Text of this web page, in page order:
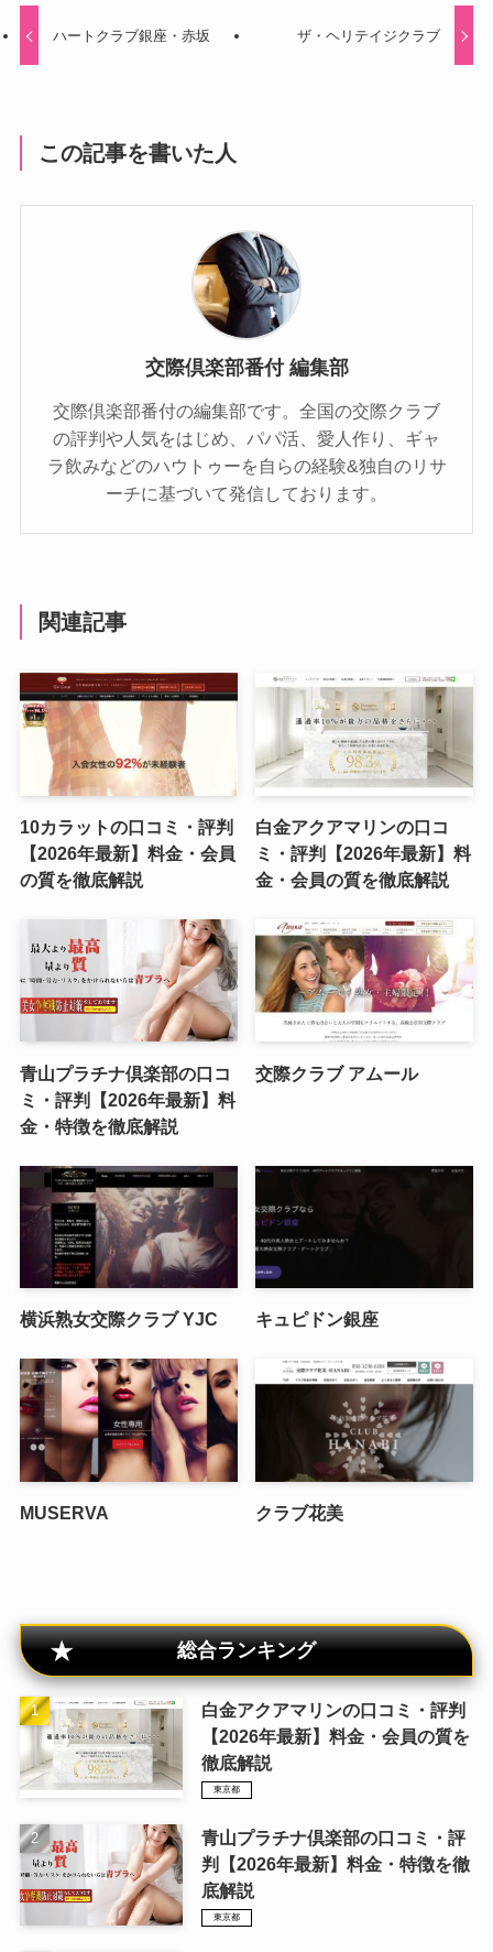
ハートクラブ銀座・赤坂 ザ・ヘリテイジクラブ
この記事を書いた人
交際倶楽部番付 編集部
交際倶楽部番付の編集部です。全国の交際クラブ
の評判や人気をはじめ、パパ活、愛人作り、ギャ
ラ飲みなどのハウトゥーを自らの経験&独自のリサ
ーチに基づいて発信しております。
関連記事
10カラットの口コミ・評判
【2026年最新】料金・会員
の質を徹底解説
白金アクアマリンの口コ
ミ・評判【2026年最新】料
金・会員の質を徹底解説
青山プラチナ倶楽部の口コ
ミ・評判【2026年最新】料
金・特徴を徹底解説
交際クラブ アムール
横浜熟女交際クラブ YJC キュピドン銀座
MUSERVA クラブ花美
総合ランキング
白金アクアマリンの口コミ・評判
【2026年最新】料金・会員の質を
徹底解説
東京都
青山プラチナ倶楽部の口コミ・評
判【2026年最新】料金・特徴を徹
底解説
東京都